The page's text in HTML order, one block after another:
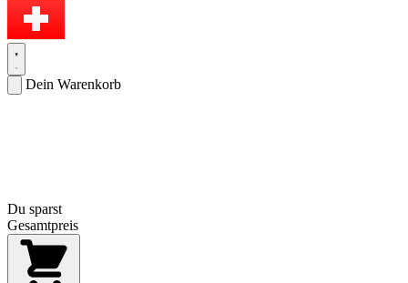
Dein Warenkorb
Du sparst
Gesamtpreis